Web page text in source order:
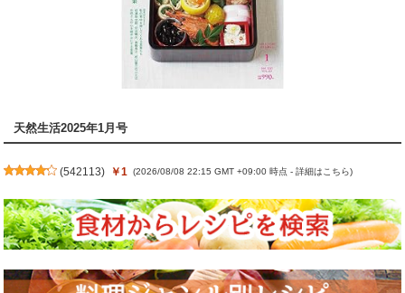
天然生活2025年1月号
(542113) ￥1 (2026/08/08 22:15 GMT +09:00 時点 -詳細はこちら)